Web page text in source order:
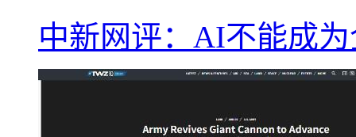
中新网评：AI不能成